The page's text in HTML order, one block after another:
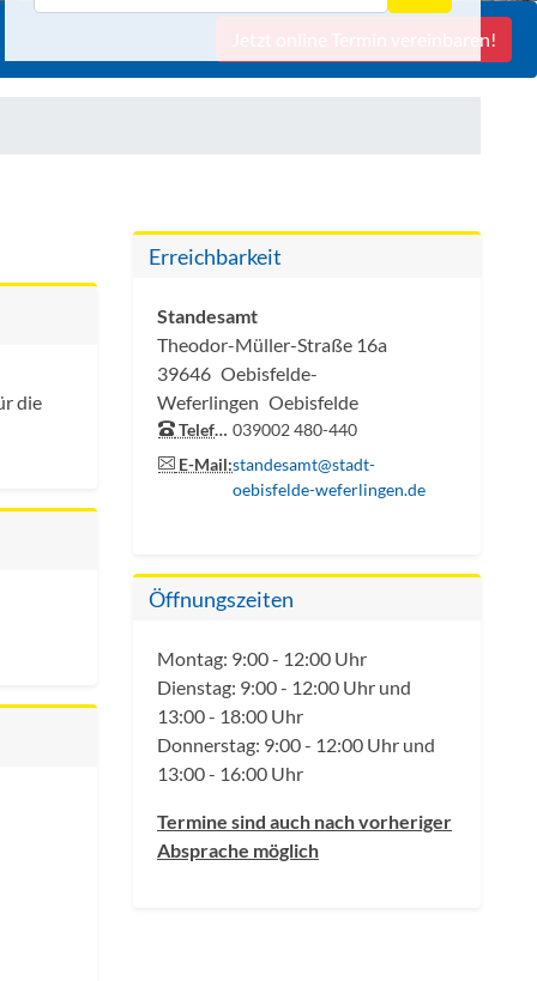
Jetzt online Termin vereinbaren!
die
Öffnungszeiten
Montag: 9:00 - 12:00 Uhr
Dienstag: 9:00 - 12:00 Uhr und
13:00 - 18:00 Uhr
Donnerstag: 9:00 - 12:00 Uhr und
13:00 - 16:00 Uhr
Termine sind auch nach vorheriger
Absprache möglich
Erreichbarkeit
Standesamt
Theodor-Müller-Straße 16a
39646 Oebisfelde-
Weferlingen Oebisfelde
Telefon:
039002 480-440
E-Mail:standesamt@stadt-
oebisfelde-weferlingen.de